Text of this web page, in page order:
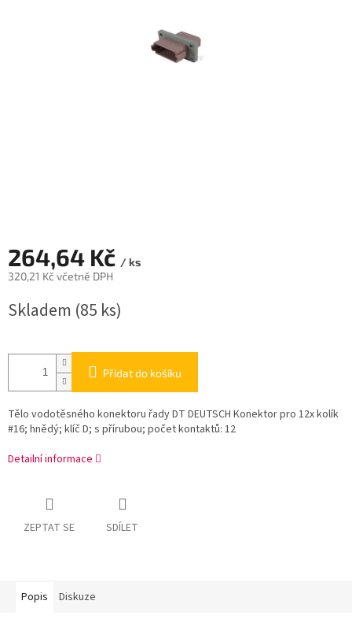
264,64 Kč / ks
320,21 Kč včetně DPH
cena:
Skladem (85 ks)
Přidat do košíku
Tělo vodotěsného konektoru řady DT DEUTSCH Konektor pro 12x kolík
#16; hnědý; klíč D; s přírubou; počet kontaktů: 12
Detailní informace
ZEPTAT SE SDÍLET
Popis Diskuze